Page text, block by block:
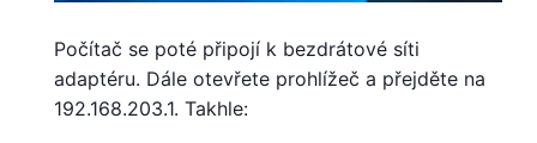
Počítač se poté připojí k bezdrátové síti
adaptéru. Dále otevřete prohlížeč a přejděte na
192.168.203.1. Takhle: